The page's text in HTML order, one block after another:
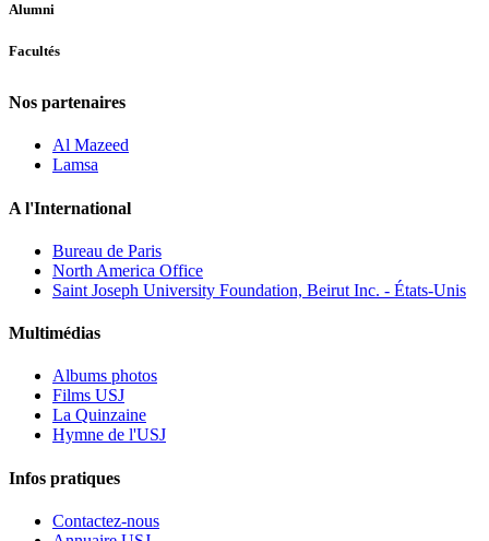
Alumni
Facultés
Nos partenaires
Al Mazeed
Lamsa
A l'International
Bureau de Paris
North America Office
Saint Joseph University Foundation, Beirut Inc. - États-Unis
Multimédias
Albums photos
Films USJ
La Quinzaine
Hymne de l'USJ
Infos pratiques
Contactez-nous